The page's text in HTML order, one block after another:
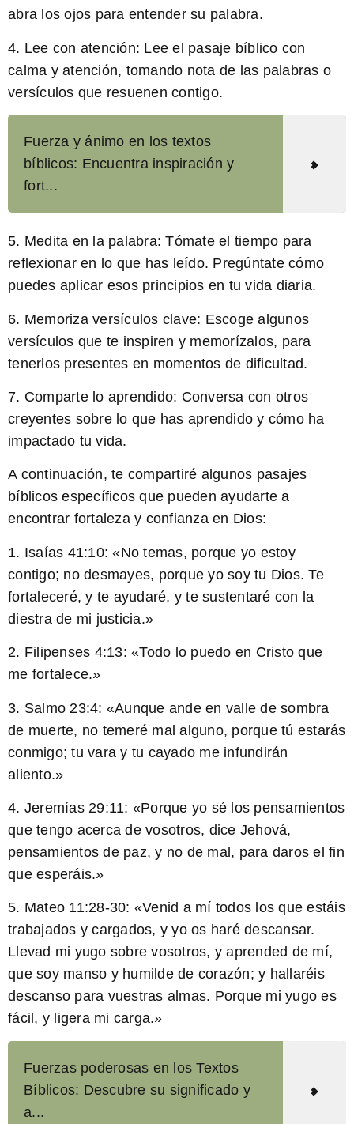
abra los ojos para entender su palabra.
4. Lee con atención: Lee el pasaje bíblico con
calma y atención, tomando nota de las palabras o
versículos que resuenen contigo.
Fuerza y ánimo en los textos
bíblicos: Encuentra inspiración y
fort...
5. Medita en la palabra: Tómate el tiempo para
reflexionar en lo que has leído. Pregúntate cómo
puedes aplicar esos principios en tu vida diaria.
6. Memoriza versículos clave: Escoge algunos
versículos que te inspiren y memorízalos, para
tenerlos presentes en momentos de dificultad.
7. Comparte lo aprendido: Conversa con otros
creyentes sobre lo que has aprendido y cómo ha
impactado tu vida.
A continuación, te compartiré algunos pasajes
bíblicos específicos que pueden ayudarte a
encontrar fortaleza y confianza en Dios:
1. Isaías 41:10: «No temas, porque yo estoy
contigo; no desmayes, porque yo soy tu Dios. Te
fortaleceré, y te ayudaré, y te sustentaré con la
diestra de mi justicia.»
2. Filipenses 4:13: «Todo lo puedo en Cristo que
me fortalece.»
3. Salmo 23:4: «Aunque ande en valle de sombra
de muerte, no temeré mal alguno, porque tú estarás
conmigo; tu vara y tu cayado me infundirán
aliento.»
4. Jeremías 29:11: «Porque yo sé los pensamientos
que tengo acerca de vosotros, dice Jehová,
pensamientos de paz, y no de mal, para daros el fin
que esperáis.»
5. Mateo 11:28-30: «Venid a mí todos los que estáis
trabajados y cargados, y yo os haré descansar.
Llevad mi yugo sobre vosotros, y aprended de mí,
que soy manso y humilde de corazón; y hallaréis
descanso para vuestras almas. Porque mi yugo es
fácil, y ligera mi carga.»
Fuerzas poderosas en los Textos
Bíblicos: Descubre su significado y
a...